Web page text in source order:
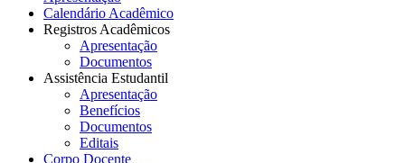
Calendário Acadêmico
Registros Acadêmicos
Apresentação
Documentos
Assistência Estudantil
Apresentação
Benefícios
Documentos
Editais
Corpo Docente